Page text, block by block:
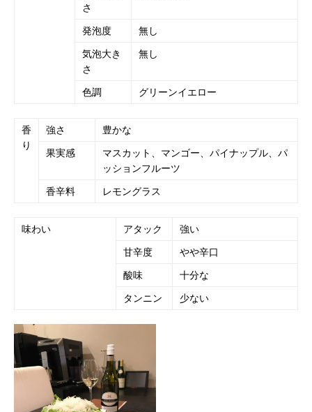
さ
発泡度
無し
気泡大き
さ
無し
色調 グリーンイエロー
香
り
強さ
豊かな
果実感
マスカット、マンゴー、パイナップル、パ
ッションフルーツ
香辛料
レモングラス
味わい アタック
強い
甘辛度
やや辛口
酸味
十分な
タンニン
少ない